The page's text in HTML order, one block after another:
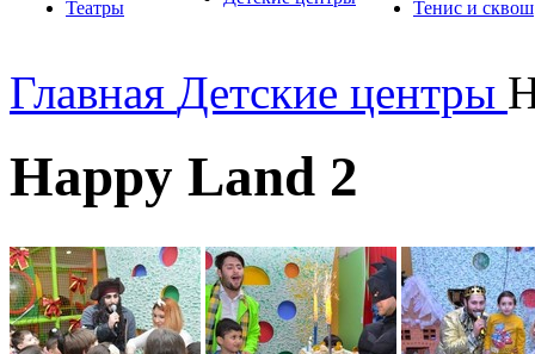
Театры
Тенис и сквош
Главная Детские центры
Happy Land 2